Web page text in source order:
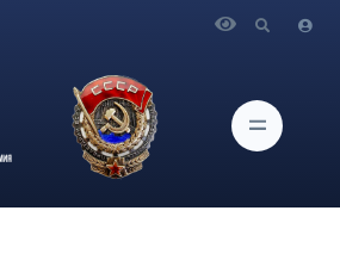
Федерации С.В.Лаврова в ходе
с Министром иностранных
С.Ф.Алейником по итогам